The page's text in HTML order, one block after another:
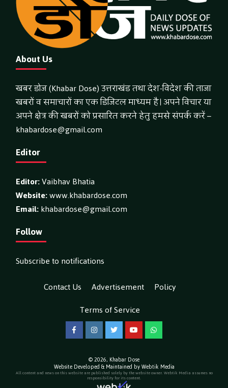
About Us
खबर डोज (Khabar Dose) उत्तराखंड तथा देश-विदेश की ताजा
खबरों व समाचारों का एक डिजिटल माध्यम है। अपने विचार या
अपने क्षेत्र की खबरों को प्रसारित करने हेतु हमसे संपर्क करें –
khabardose@gmail.com
Editor
Editor:Vaibhav Bhatia
Website:www.khabardose.com
Email:khabardose@gmail.com
Follow
Subscribe to notifications
Contact Us
Advertisement
Policy
Terms of Service
FacebookInstagramTwitterYouTubeWhatsApp
© 2026, Khabar Dose
Website Developed & Maintained by Webtik Media
All content and news on this website are published solely by the website owner. Webtik Media assumes no
responsibility for its content.